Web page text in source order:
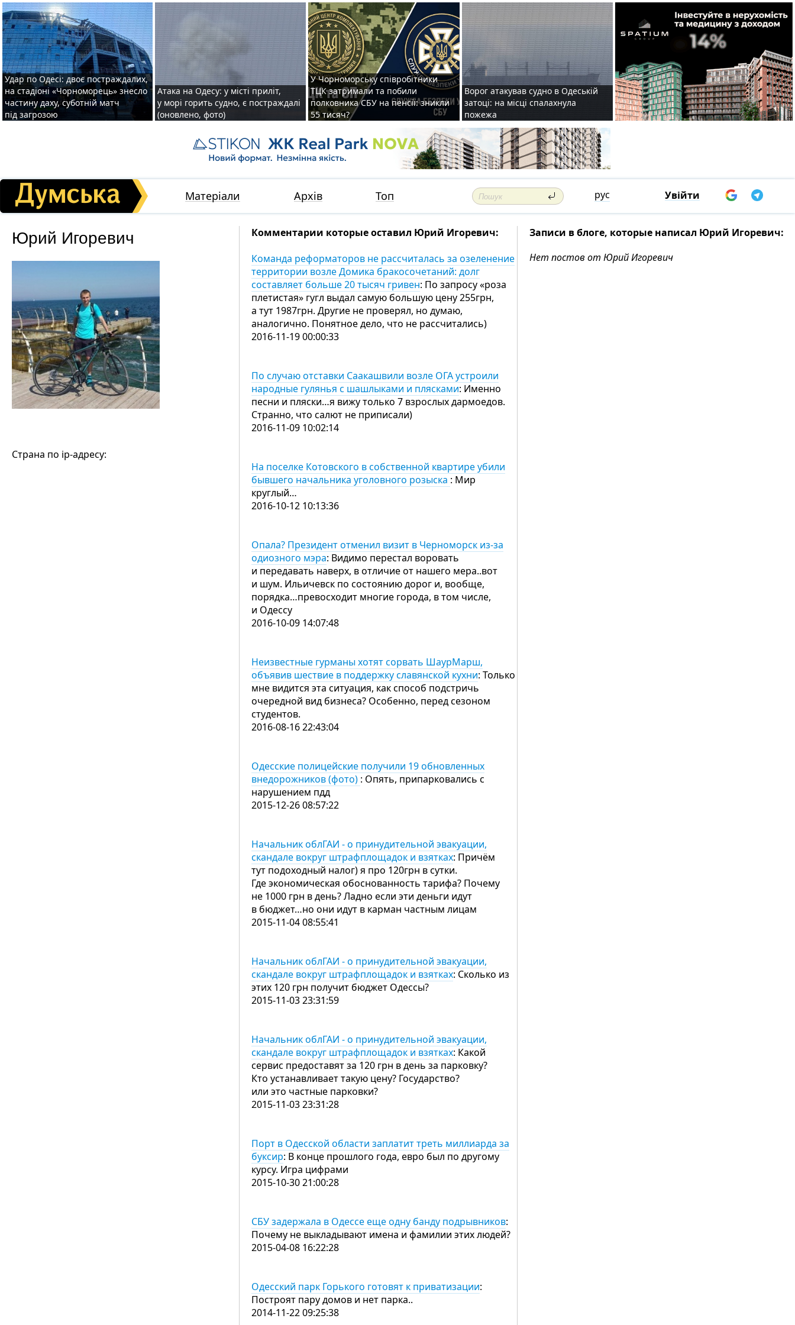
Удар по Одесі: двоє постраждалих,
на стадіоні «Чорноморець» знесло
частину даху, суботній матч
під загрозою
Атака на Одесу: у місті приліт,
у морі горить судно, є постраждалі
(оновлено, фото)
У Чорноморську співробітники
ТЦК затримали та побили
полковника СБУ на пенсії: зникли
55 тисяч?
Ворог атакував судно в Одеській
затоці: на місці спалахнула
пожежа
Матеріали Архів Топ рус Увійти
Юрий Игоревич
Страна по ip-адресу:
Комментарии которые оставил Юрий Игоревич:
Команда реформаторов не рассчиталась за озеленение
территории возле Домика бракосочетаний: долг
составляет больше 20 тысяч гривен: По запросу «роза
плетистая» гугл выдал самую большую цену 255грн,
а тут 1987грн. Другие не проверял, но думаю,
аналогично. Понятное дело, что не рассчитались)
2016-11-19 00:00:33
По случаю отставки Саакашвили возле ОГА устроили
народные гулянья с шашлыками и плясками: Именно
песни и пляски…я вижу только 7 взрослых дармоедов.
Странно, что салют не приписали)
2016-11-09 10:02:14
На поселке Котовского в собственной квартире убили
бывшего начальника уголовного розыска : Мир
круглый…
2016-10-12 10:13:36
Опала? Президент отменил визит в Черноморск из-за
одиозного мэра: Видимо перестал воровать
и передавать наверх, в отличие от нашего мера..вот
и шум. Ильичевск по состоянию дорог и, вообще,
порядка…превосходит многие города, в том числе,
и Одессу
2016-10-09 14:07:48
Неизвестные гурманы хотят сорвать ШаурМарш,
объявив шествие в поддержку славянской кухни: Только
мне видится эта ситуация, как способ подстричь
очередной вид бизнеса? Особенно, перед сезоном
студентов.
2016-08-16 22:43:04
Одесские полицейские получили 19 обновленных
внедорожников (фото) : Опять, припарковались с
нарушением пдд
2015-12-26 08:57:22
Начальник облГАИ - о принудительной эвакуации,
скандале вокруг штрафплощадок и взятках: Причём
тут подоходный налог) я про 120грн в сутки.
Где экономическая обоснованность тарифа? Почему
не 1000 грн в день? Ладно если эти деньги идут
в бюджет…но они идут в карман частным лицам
2015-11-04 08:55:41
Начальник облГАИ - о принудительной эвакуации,
скандале вокруг штрафплощадок и взятках: Сколько из
этих 120 грн получит бюджет Одессы?
2015-11-03 23:31:59
Начальник облГАИ - о принудительной эвакуации,
скандале вокруг штрафплощадок и взятках: Какой
сервис предоставят за 120 грн в день за парковку?
Кто устанавливает такую цену? Государство?
или это частные парковки?
2015-11-03 23:31:28
Порт в Одесской области заплатит треть миллиарда за
буксир: В конце прошлого года, евро был по другому
курсу. Игра цифрами
2015-10-30 21:00:28
СБУ задержала в Одессе еще одну банду подрывников:
Почему не выкладывают имена и фамилии этих людей?
2015-04-08 16:22:28
Одесский парк Горького готовят к приватизации:
Построят пару домов и нет парка..
2014-11-22 09:25:38
Записи в блоге, которые написал Юрий Игоревич:
Нет постов от Юрий Игоревич